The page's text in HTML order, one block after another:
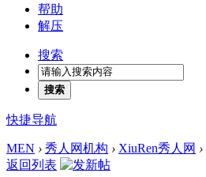
帮助
解压
搜索
搜索
快捷导航
MEN › 秀人网机构 › XiuRen秀人网 ›
返回列表